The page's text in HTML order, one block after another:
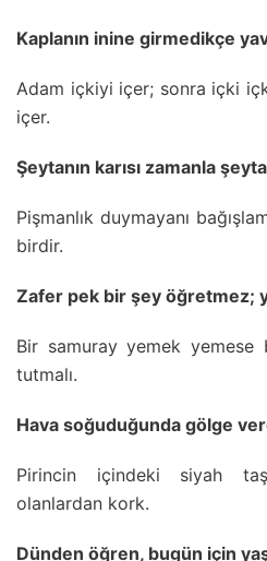
Kaplanın inine girmedikçe
Adam içkiyi içer; sonra içki
içer.
Şeytanın karısı zamanla
Pişmanlık duymayanı
birdir.
Zafer pek bir şey öğretmez;
Bir samuray yemek yemese
tutmalı.
Hava soğuduğunda gölge
Pirincin içindeki siyah
olanlardan kork.
Dünden öğren, bugün için